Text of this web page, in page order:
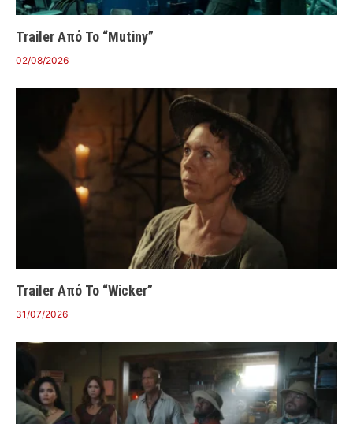
Trailer Από Το “Mutiny”
02/08/2026
Trailer Από Το “Wicker”
31/07/2026